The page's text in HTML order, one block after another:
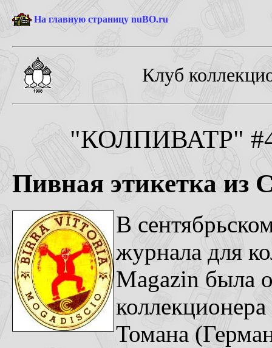
На главную страницу nuBO.ru
Клуб
"КОЛПИВАТР" #4-
Пивная этикетка из
В
журнала для
Magazin была
Томана